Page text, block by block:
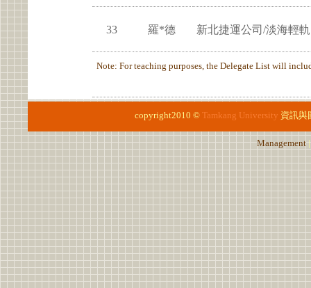
33 羅*德 新北捷運公司/淡海輕軌
Note: For teaching purposes, the Delegate List will
copyright2010 © Tamkang University 資訊與
Management